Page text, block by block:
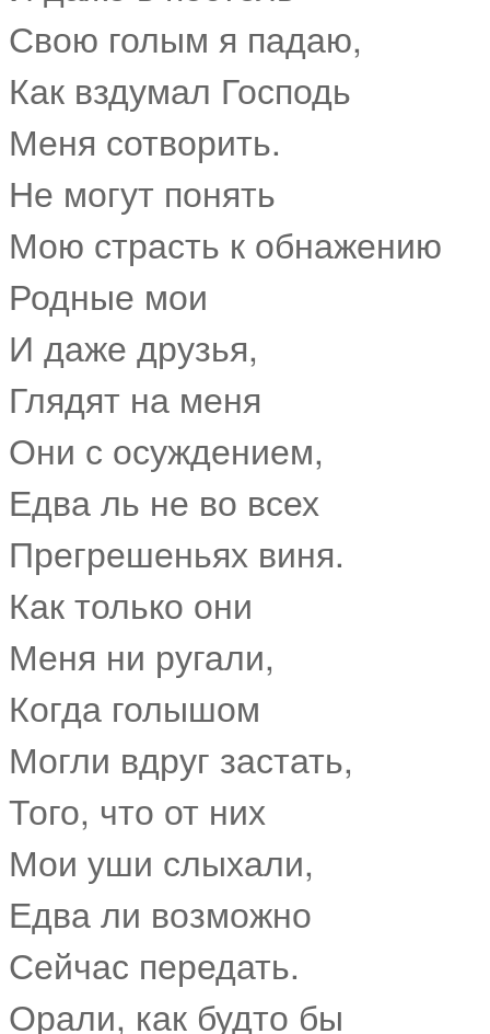
Свою голым я падаю,
Как вздумал Господь
Меня сотворить.
Не могут понять
Мою страсть к обнажению
Родные мои
И даже друзья,
Глядят на меня
Они с осуждением,
Едва ль не во всех
Прегрешеньях виня.
Как только они
Меня ни ругали,
Когда голышом
Могли вдруг застать,
Того, что от них
Мои уши слыхали,
Едва ли возможно
Сейчас передать.
Орали, как будто бы